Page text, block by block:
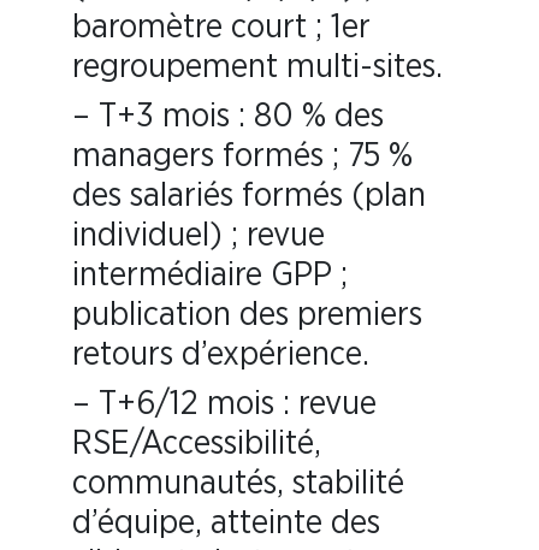
baromètre court ; 1er
regroupement multi-sites.
– T+3 mois : 80 % des
managers formés ; 75 %
des salariés formés (plan
individuel) ; revue
intermédiaire GPP ;
publication des premiers
retours d’expérience.
– T+6/12 mois : revue
RSE/Accessibilité,
communautés, stabilité
d’équipe, atteinte des